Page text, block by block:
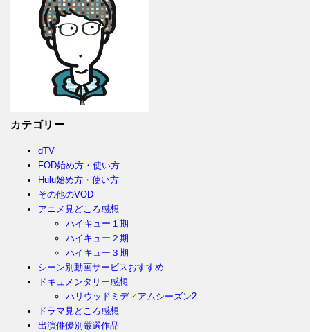
カテゴリー
dTV
FOD始め方・使い方
Hulu始め方・使い方
その他のVOD
アニメ見どころ感想
ハイキュー１期
ハイキュー２期
ハイキュー３期
シーン別動画サービスおすすめ
ドキュメンタリー感想
ハリウッドミディアムシーズン2
ドラマ見どころ感想
出演俳優別厳選作品